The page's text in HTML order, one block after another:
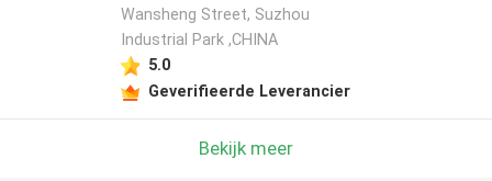
Wansheng Street, Suzhou
Industrial Park ,CHINA
5.0
Geverifieerde Leverancier
Bekijk meer